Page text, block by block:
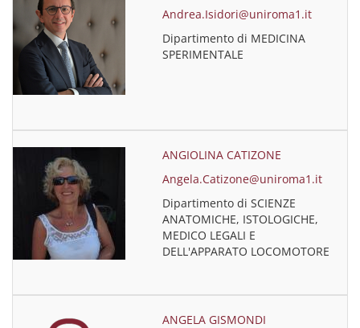
Andrea.Isidori@uniroma1.it
Dipartimento di MEDICINA
SPERIMENTALE
ANGIOLINA CATIZONE
Angela.Catizone@uniroma1.it
Dipartimento di SCIENZE
ANATOMICHE, ISTOLOGICHE,
MEDICO LEGALI E
DELL'APPARATO LOCOMOTORE
ANGELA GISMONDI